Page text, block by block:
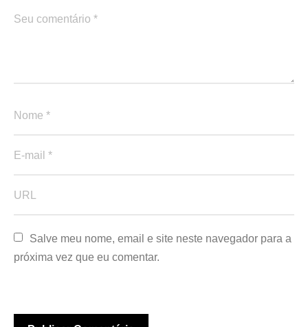
Salve meu nome, email e site neste navegador para a
próxima vez que eu comentar.